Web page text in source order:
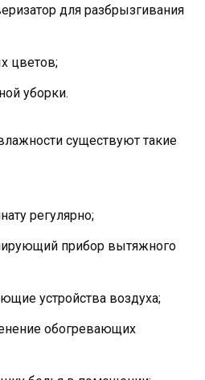
для разбрызгивания
цветов;
уборки.
существуют такие
регулярно;
прибор вытяжного
устройства воздуха;
обогревающих